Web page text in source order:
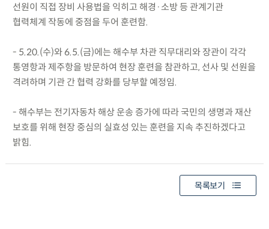
선원이 직접 장비 사용법을 익히고 해경·소방 등 관계기관
협력체계 작동에 중점을 두어 훈련함.
- 5.20.(수)와 6.5.(금)에는 해수부 차관 직무대리와 장관이 각각
통영항과 제주항을 방문하여 현장 훈련을 참관하고, 선사 및 선원을
격려하며 기관 간 협력 강화를 당부할 예정임.
- 해수부는 전기자동차 해상 운송 증가에 따라 국민의 생명과 재산
보호를 위해 현장 중심의 실효성 있는 훈련을 지속 추진하겠다고
밝힘.
목록보기